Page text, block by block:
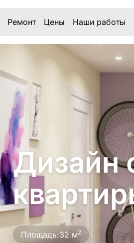
Ремонт Цены Наши работы
Дизайн
Площадь:32 м2